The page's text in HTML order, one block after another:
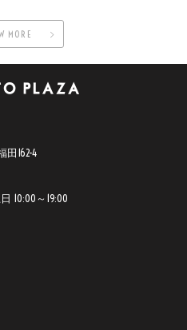
MORE
162-4
10:00～19:00